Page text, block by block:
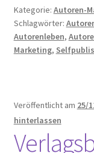
deine
Buch-
Zielgruppe
Kategorie: Autoren-
Schlagwörter:
Autorenleben,
Marketing,
Veröffentlicht am 25/
hinterlassen